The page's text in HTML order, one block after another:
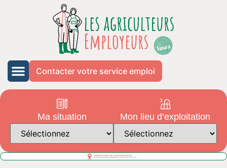
Contacter votre service emploi
Ma situation Mon lieu d’exploitation